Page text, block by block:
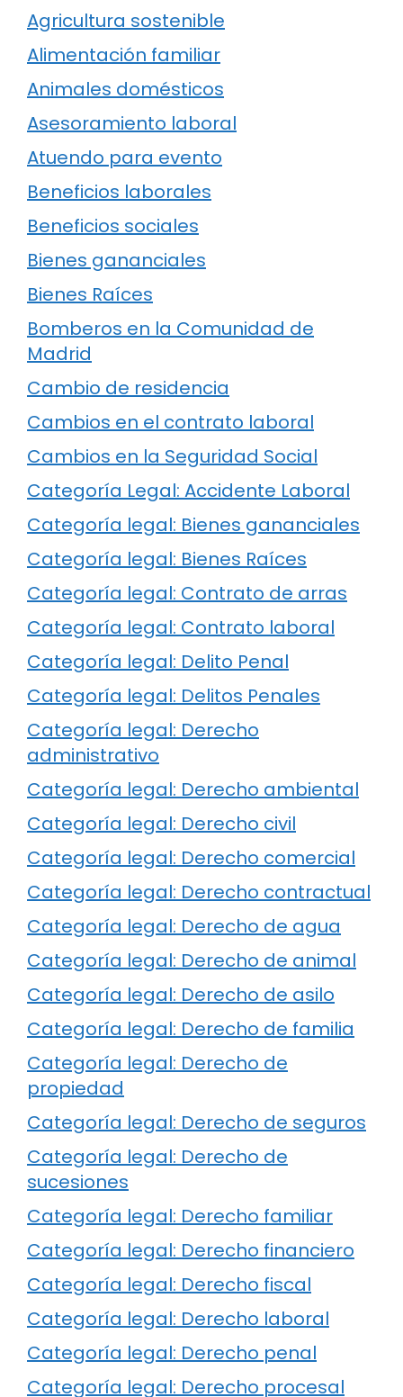
Agricultura sostenible
Alimentación familiar
Animales domésticos
Asesoramiento laboral
Atuendo para evento
Beneficios laborales
Beneficios sociales
Bienes gananciales
Bienes Raíces
Bomberos en la Comunidad de
Madrid
Cambio de residencia
Cambios en el contrato laboral
Cambios en la Seguridad Social
Categoría Legal: Accidente Laboral
Categoría legal: Bienes gananciales
Categoría legal: Bienes Raíces
Categoría legal: Contrato de arras
Categoría legal: Contrato laboral
Categoría legal: Delito Penal
Categoría legal: Delitos Penales
Categoría legal: Derecho
administrativo
Categoría legal: Derecho ambiental
Categoría legal: Derecho civil
Categoría legal: Derecho comercial
Categoría legal: Derecho contractual
Categoría legal: Derecho de agua
Categoría legal: Derecho de animal
Categoría legal: Derecho de asilo
Categoría legal: Derecho de familia
Categoría legal: Derecho de
propiedad
Categoría legal: Derecho de seguros
Categoría legal: Derecho de
sucesiones
Categoría legal: Derecho familiar
Categoría legal: Derecho financiero
Categoría legal: Derecho fiscal
Categoría legal: Derecho laboral
Categoría legal: Derecho penal
Categoría legal: Derecho procesal